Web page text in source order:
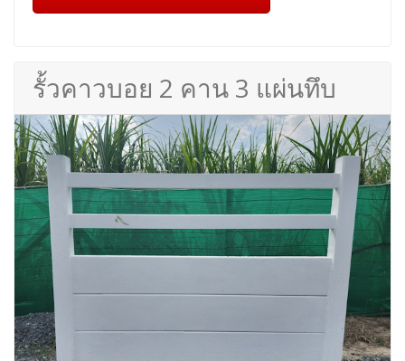
รั้วคาวบอย 2 คาน 3 แผ่นทึบ